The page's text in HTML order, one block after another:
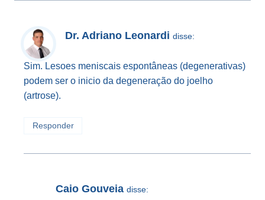
Dr. Adriano Leonardi disse:
Sim. Lesoes meniscais espontâneas (degenerativas)
podem ser o inicio da degeneração do joelho
(artrose).
Responder
Caio Gouveia disse: